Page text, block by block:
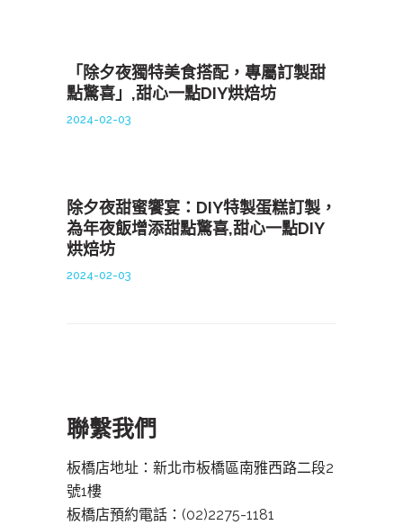
「除夕夜獨特美食搭配，專屬訂製甜
點驚喜」,甜心一點DIY烘焙坊
2024-02-03
除夕夜甜蜜饗宴：DIY特製蛋糕訂製，
為年夜飯增添甜點驚喜,甜心一點DIY
烘焙坊
2024-02-03
聯繫我們
板橋店地址：新北市板橋區南雅西路二段2
號1樓
板橋店預約電話： (02)2275-1181